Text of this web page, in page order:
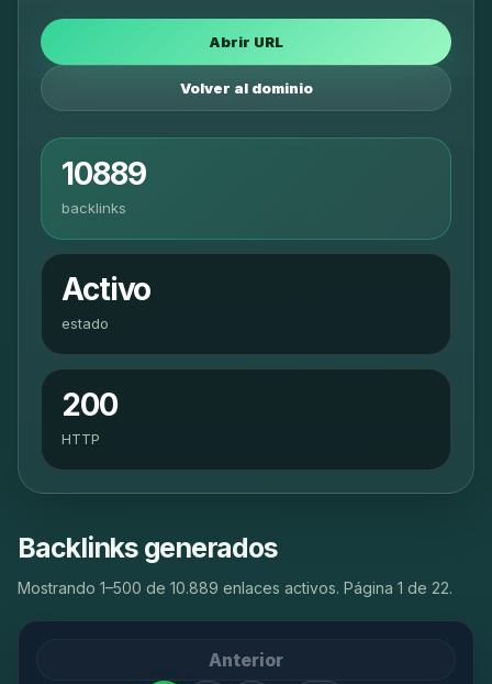
Abrir URL
Volver al dominio
10889
backlinks
Activo
estado
200
HTTP
Backlinks generados
Mostrando 1–500 de 10.889 enlaces activos. Página 1 de 22.
Anterior